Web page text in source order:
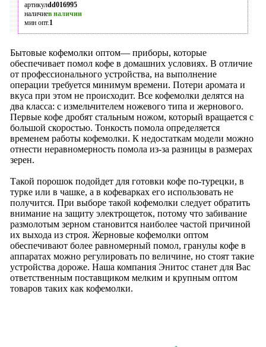
артикулdd016995
наличиев наличии
мин опт.1
Бытовые кофемолки оптом— приборы, которые
обеспечивает помол кофе в домашних условиях. В отличие
от профессионального устройства, на выполнение
операции требуется минимум времени. Потери аромата и
вкуса при этом не происходит. Все кофемолки делятся на
два класса: с измельчителем ножевого типа и жернового.
Первые кофе дробят стальным ножом, который вращается с
большой скоростью. Тонкость помола определяется
временем работы кофемолки. К недостаткам модели можно
отнести неравномерность помола из-за разницы в размерах
зерен.
Такой порошок подойдет для готовки кофе по-турецки, в
турке или в чашке, а в кофеварках его использовать не
получится. При выборе такой кофемолки следует обратить
внимание на защиту электрощеток, потому что забивание
размолотым зерном становится наиболее частой причиной
их выхода из строя. Жерновые кофемолки оптом
обеспечивают более равномерный помол, гранулы кофе в
аппаратах можно регулировать по величине, но стоят такие
устройства дороже. Наша компания Энитос станет для Вас
ответственным поставщиком мелким и крупным оптом
товаров таких как кофемолки.